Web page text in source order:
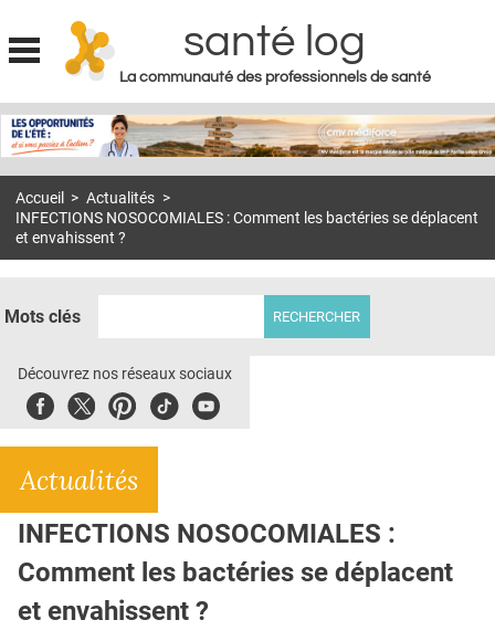
Jump to navigation
santé log
La communauté des professionnels de santé
MON COMPTE
S'ABONNER À LA REVUE SOIN À DOMICILE
E-REVUE SAD
THÉMA
Accueil > Actualités >
INFECTIONS NOSOCOMIALES : Comment les bactéries se déplacent
et envahissent ?
Mots clés
Découvrez nos réseaux sociaux
FacebookTwitterPinterest
TiktokYoubute
Actualités
INFECTIONS NOSOCOMIALES :
Comment les bactéries se déplacent
et envahissent ?